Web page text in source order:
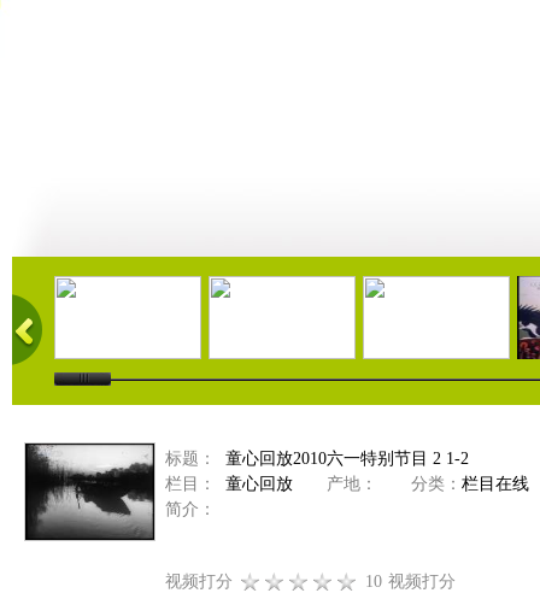
10:39 01:23:44 01:35:50
标题：
童心回放2010六一特别节目 2 1-2
栏目：
童心回放 产地： 分类： 栏目在线
简介：
视频打分 10 视频打分